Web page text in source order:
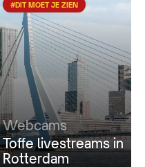
#DIT MOET JE ZIEN
Webcams
Toffe livestreams in
Rotterdam